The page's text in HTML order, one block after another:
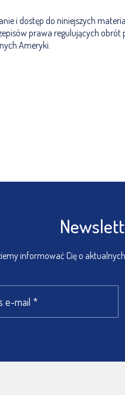
i dostęp do niniejszych
prawa regulujących
Ameryki.
informować Cię o